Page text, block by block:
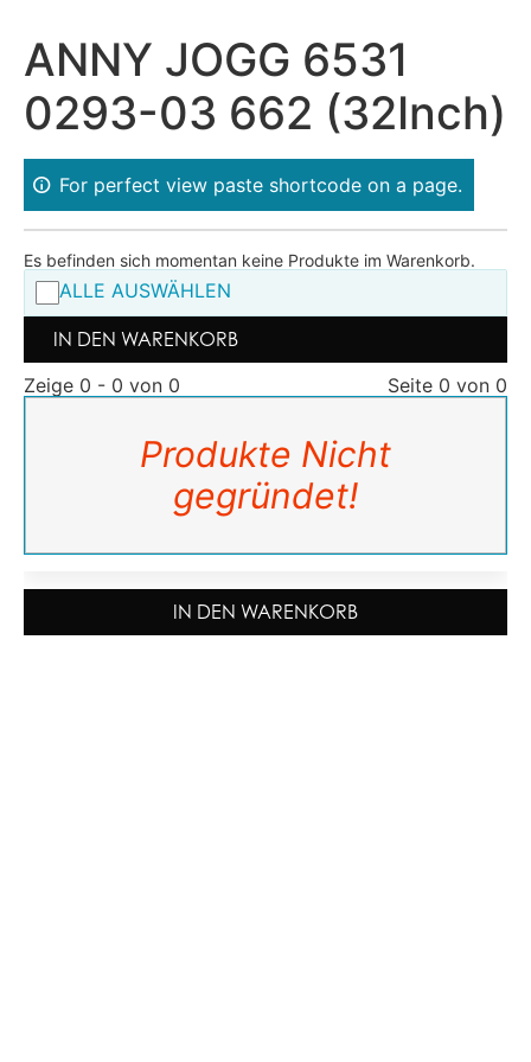
ANNY JOGG 6531
0293-03 662 (32Inch)
For perfect view paste shortcode on a page.
Es befinden sich momentan keine Produkte im Warenkorb.
ALLE AUSWÄHLEN
IN DEN WARENKORB
Zeige 0 - 0 von 0
Seite 0 von 0
Produkte Nicht
gegründet!
IN DEN WARENKORB